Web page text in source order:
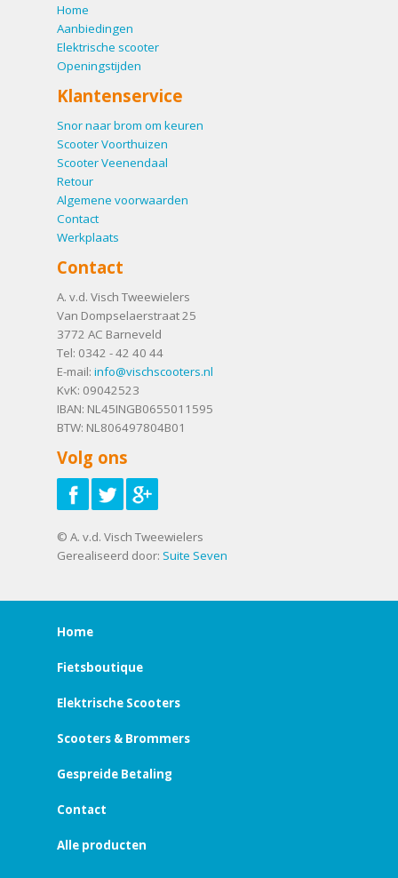
Home
Aanbiedingen
Elektrische scooter
Openingstijden
Klantenservice
Snor naar brom om keuren
Scooter Voorthuizen
Scooter Veenendaal
Retour
Algemene voorwaarden
Contact
Werkplaats
Contact
A. v.d. Visch Tweewielers
Van Dompselaerstraat 25
3772 AC Barneveld
Tel: 0342 - 42 40 44
E-mail: info@vischscooters.nl
KvK: 09042523
IBAN: NL45INGB0655011595
BTW: NL806497804B01
Volg ons
© A. v.d. Visch Tweewielers
Gerealiseerd door: Suite Seven
Home
Fietsboutique
Elektrische Scooters
Scooters & Brommers
Gespreide Betaling
Contact
Alle producten